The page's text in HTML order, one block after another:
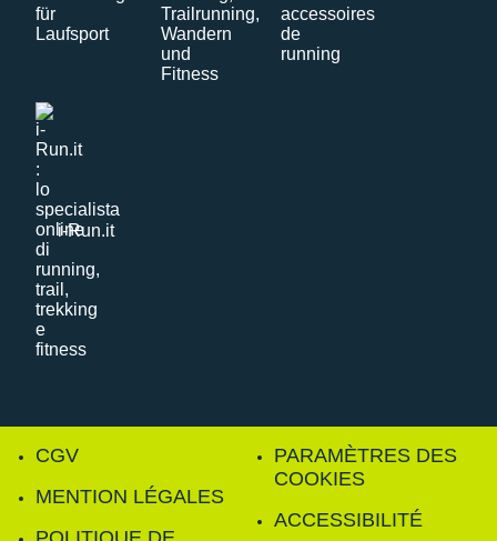
i-Run.it
CGV
MENTION LÉGALES
PARAMÈTRES DES
COOKIES
ACCESSIBILITÉ